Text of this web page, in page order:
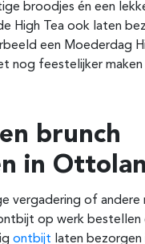
broodjes én een
High Tea ook laten
een Moederdag
nog feestelijker
brunch
in
vergadering of
op werk bestellen
ontbijt laten